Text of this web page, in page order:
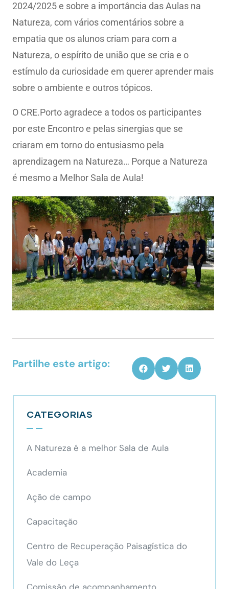
2024/2025 e sobre a importância das Aulas na
Natureza, com vários comentários sobre a
empatia que os alunos criam para com a
Natureza, o espírito de união que se cria e o
estímulo da curiosidade em querer aprender mais
sobre o ambiente e outros tópicos.
O CRE.Porto agradece a todos os participantes
por este Encontro e pelas sinergias que se
criaram em torno do entusiasmo pela
aprendizagem na Natureza… Porque a Natureza
é mesmo a Melhor Sala de Aula!
Partilhe este artigo:
CATEGORIAS
A Natureza é a melhor Sala de Aula
Academia
Ação de campo
Capacitação
Centro de Recuperação Paisagística do
Vale do Leça